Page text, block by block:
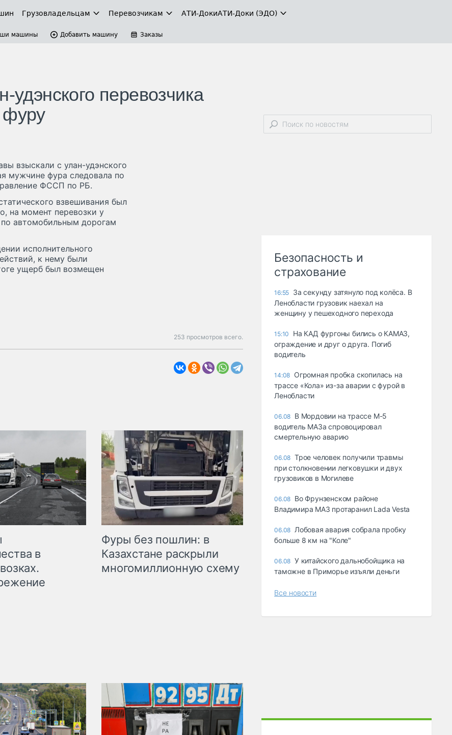
Грузовладельцам Перевозчикам АТИ-ДокиАТИ-Доки (ЭДО)
машины Добавить машину Заказы
удэнского перевозчика
фуру
взыскали с улан-удэнского
мужчине фура следовала по
ФССП по РБ.
взвешивания был
на момент перевозки у
автомобильным дорогам
исполнительного
к нему были
ущерб был возмещен
253 просмотров всего.
в
Фуры без пошлин: в
Казахстане раскрыли
многомиллионную схему
Безопасность и
страхование
16:55 За секунду затянуло под колёса. В
Ленобласти грузовик наехал на
женщину у пешеходного перехода
15:10
На КАД фургоны бились о КАМАЗ,
ограждение и друг о друга. Погиб
водитель
14:08 Огромная пробка скопилась на
трассе «Кола» из-за аварии с фурой в
Ленобласти
06.08 В Мордовии на трассе М-5
водитель МАЗа спровоцировал
смертельную аварию
06.08 Трое человек получили травмы
при столкновении легковушки и двух
грузовиков в Могилеве
06.08 Во Фрунзенском районе
Владимира МАЗ протаранил Lada Vesta
06.08 Лобовая авария собрала пробку
больше 8 км на "Коле"
06.08 У китайского дальнобойщика на
таможне в Приморье изъяли деньги
Все новости